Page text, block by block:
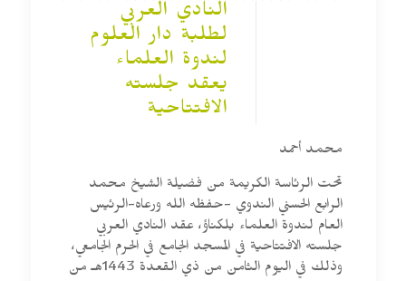
النادي العربي
لطلبة دار العلوم
لندوة العلماء
يعقد جلسته
الافتتاحية
محمد أحمد
تحت الرئاسة الكريمة من فضيلة الشيخ محمد
الرابع الحسني الندوي -حفظه الله ورعاه-الرئيس
العام لندوة العلماء بلكناؤ، عقد النادي العربي
جلسته الافتتاحية في المسجد الجامع في الحرم الجامعي،
وذلك في اليوم الثامن من ذي القعدة 1443هـ من